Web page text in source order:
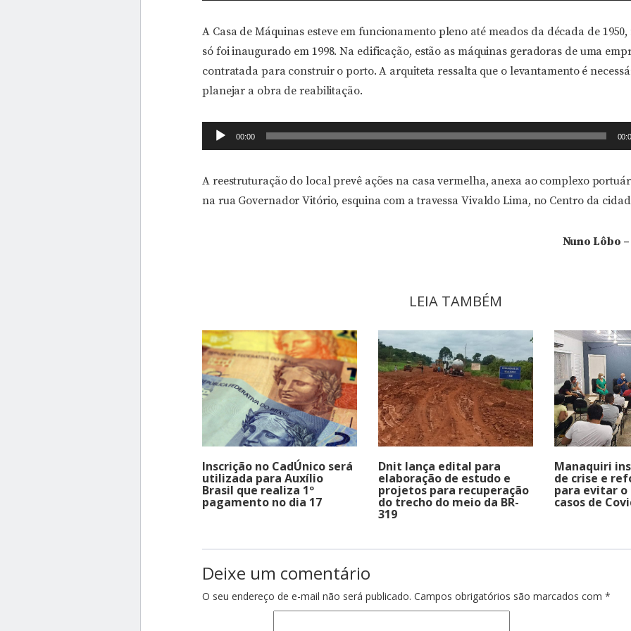
A Casa de Máquinas esteve em funcionamento pleno até meados da década de 1950,
só foi inaugurado em 1998. Na edificação, estão as máquinas geradoras de uma
contratada para construir o porto. A arquiteta ressalta que o levantamento é
planejar a obra de reabilitação.
Tocador
de
00:00
A reestruturação do local prevê ações na casa vermelha, anexa ao complexo
na rua Governador Vitório, esquina com a travessa Vivaldo Lima, no Centro da
Nuno Lôbo
LEIA TAMBÉM
Inscrição no CadÚnico será
utilizada para Auxílio
Brasil que realiza 1º
pagamento no dia 17
Dnit lança edital para
elaboração de estudo e
projetos para recuperação
do trecho do meio da BR-
319
Manaquiri
de crise e
para evitar o
casos de
Deixe um comentário
O seu endereço de e-mail não será publicado. Campos obrigatórios são marcados com *